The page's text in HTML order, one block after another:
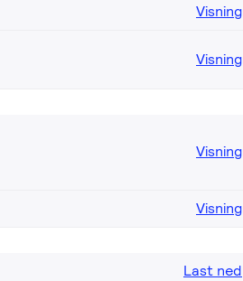
Visning
Visning
Visning
Visning
Last ned